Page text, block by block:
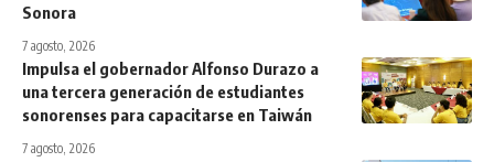
Sonora
7 agosto, 2026
Impulsa el gobernador Alfonso Durazo a
una tercera generación de estudiantes
sonorenses para capacitarse en Taiwán
7 agosto, 2026